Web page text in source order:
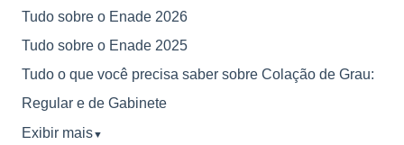
Tudo sobre o Enade 2026
Tudo sobre o Enade 2025
Tudo o que você precisa saber sobre Colação de Grau:
Regular e de Gabinete
Exibir mais▼